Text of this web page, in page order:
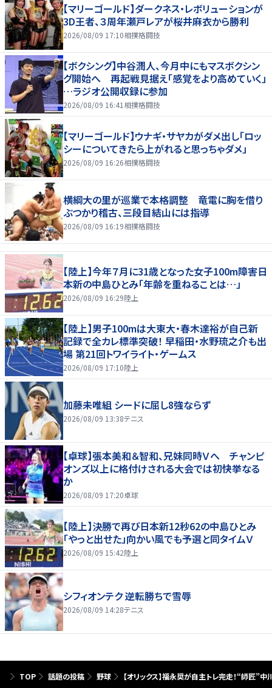
【マリーゴールド】ダークネス・レボリューションが
3D王者、３周年瀬戸レアが桜井麻衣から勝利
2026/08/09 17:10相撲格闘技
【ボクシング】中谷潤人、今月中にもマスボクシン
グ開始へ 再起戦見据え「感覚をより高めていく」
…ラジオ公開収録に参加
2026/08/09 16:41 相撲格闘技
【マリーゴールド】ウナギ・サヤカがダメ出し「ロッ
シーについてきたら上がれると思っちゃダメ」
2026/08/09 16:26相撲格闘技
横綱大の里が巡業で本格調整 竜電に胸を借り
ぶつかり稽古、三段目結山には指導
2026/08/09 16:19相撲格闘技
【陸上】今年７月に31歳となった女子100m障害日
本新の中島ひとみ「年齢を重ねることは…」
2026/08/09 16:29陸上
【陸上】男子100mは大東大・春木達裕が自己新
記録で全カレ標準突破！ 早稲田・水野琉之介も出
場 第21回トワイライト・ゲームス
2026/08/09 17:10陸上
加藤未唯組 シードに屈し8強ならず
2026/08/09 13:38テニス
【卓球】張本美和＆智和、兄妹同時Ｖへ チャンピ
オンズ以上に格付けされる大会では初快挙なる
か
2026/08/09 17:20卓球
【陸上】決勝で再び日本新12秒62の中島ひとみ
「やっと出せた」向かい風でも予選と同タイムＶ
2026/08/09 15:42陸上
シフィオンテク 逆転勝ちで雪辱
2026/08/09 14:28テニス
TOP 話題の投稿 野球 【オリックス】福永奨が自主トレ完走！“師匠”